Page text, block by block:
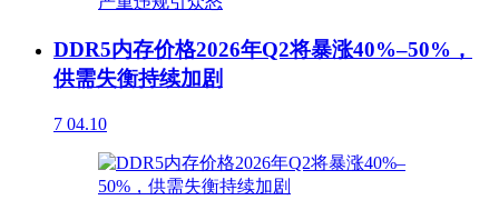
DDR5内存价格2026年Q2将暴涨40%–50%，
供需失衡持续加剧
7 04.10